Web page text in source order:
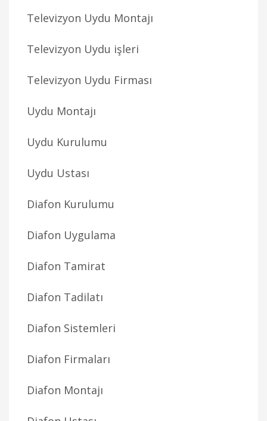
Televizyon Uydu Montajı
Televizyon Uydu işleri
Televizyon Uydu Firması
Uydu Montajı
Uydu Kurulumu
Uydu Ustası
Diafon Kurulumu
Diafon Uygulama
Diafon Tamirat
Diafon Tadilatı
Diafon Sistemleri
Diafon Firmaları
Diafon Montajı